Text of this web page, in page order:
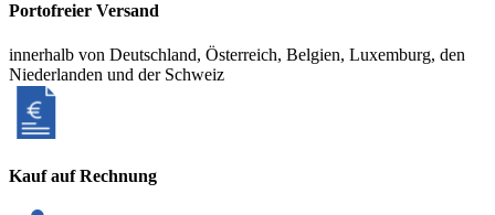
Portofreier Versand
innerhalb von Deutschland, Österreich, Belgien, Luxemburg, den
Niederlanden und der Schweiz
Kauf auf Rechnung